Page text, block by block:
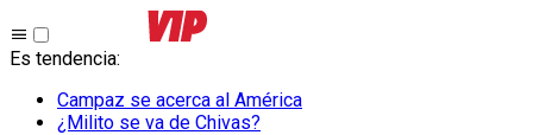
Es tendencia:
Campaz se acerca al América
¿Milito se va de Chivas?